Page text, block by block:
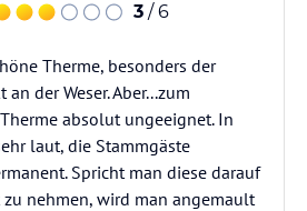
3 / 6
Therme, besonders der
der Weser. Aber...zum
absolut ungeeignet. In
laut, die Stammgäste
Spricht man diese darauf
nehmen, wird man angemault